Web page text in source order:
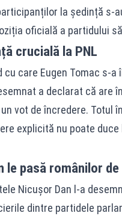
la ședință s-
oficială a partidului
crucială la PNL
cu care Eugen Tomac s-
a declarat că are
vot de încredere. Totul
explicită nu poate
le pasă românilor
Nicușor Dan l-a
dintre partidele